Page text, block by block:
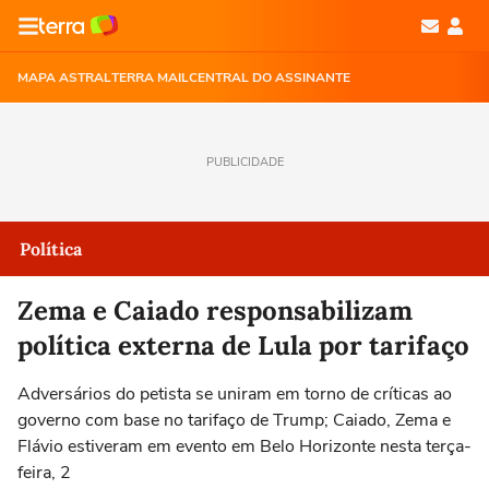
MAPA ASTRALTERRA MAILCENTRAL DO ASSINANTE
PUBLICIDADE
Política
Zema e Caiado responsabilizam
política externa de Lula por tarifaço
Adversários do petista se uniram em torno de críticas ao
governo com base no tarifaço de Trump; Caiado, Zema e
Flávio estiveram em evento em Belo Horizonte nesta terça-
feira, 2